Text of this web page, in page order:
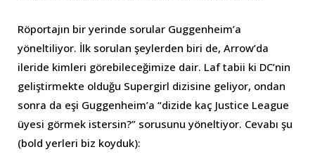
Röportajın bir yerinde sorular Guggenheim’a
yöneltiliyor. İlk sorulan şeylerden biri de, Arrow’da
ileride kimleri görebileceğimize dair. Laf tabii ki DC’nin
geliştirmekte olduğu Supergirl dizisine geliyor, ondan
sonra da eşi Guggenheim’a “dizide kaç Justice League
üyesi görmek istersin?” sorusunu yöneltiyor. Cevabı şu
(bold yerleri biz koyduk):